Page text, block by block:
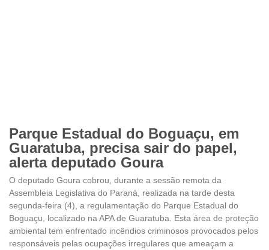
Parque Estadual do Boguaçu, em
Guaratuba, precisa sair do papel,
alerta deputado Goura
O deputado Goura cobrou, durante a sessão remota da
Assembleia Legislativa do Paraná, realizada na tarde desta
segunda-feira (4), a regulamentação do Parque Estadual do
Boguaçu, localizado na APA de Guaratuba. Esta área de proteção
ambiental tem enfrentado incêndios criminosos provocados pelos
responsáveis pelas ocupações irregulares que ameaçam a